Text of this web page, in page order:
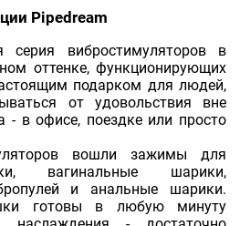
Рipedream
серия вибростимуляторов в
оттенке, функционирующих
подарком для людей,
от удовольствия вне
- в офисе, поездке или просто
вошли зажимы для
вагинальные шарики,
и анальные шарики.
готовы в любую минуту